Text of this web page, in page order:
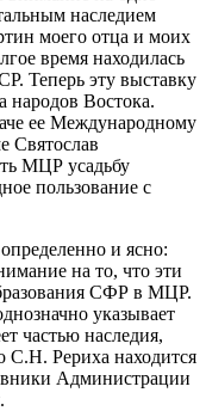
наследием
моего отца и моих
время находилась
Теперь эту выставку
народов Востока.
ее Международному
Святослав
МЦР усадьбу
пользование с
и ясно:
на то, что эти
СФР в МЦР.
указывает
частью наследия,
Рериха находится
Администрации